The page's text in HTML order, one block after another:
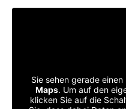
Sie sehen gerade
Maps. Um auf den
klicken Sie auf die